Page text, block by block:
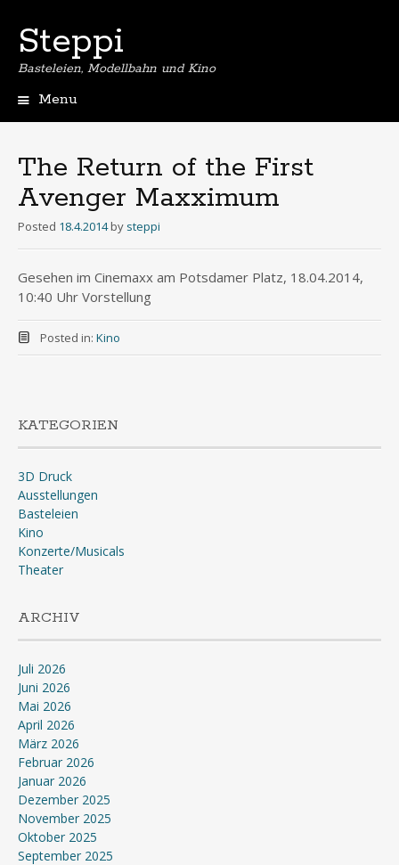
Steppi
Basteleien, Modellbahn und Kino
Menu
The Return of the First
Avenger Maxximum
Posted 18.4.2014 by steppi
Gesehen im Cinemaxx am Potsdamer Platz, 18.04.2014,
10:40 Uhr Vorstellung
Posted in: Kino
KATEGORIEN
3D Druck
Ausstellungen
Basteleien
Kino
Konzerte/Musicals
Theater
ARCHIV
Juli 2026
Juni 2026
Mai 2026
April 2026
März 2026
Februar 2026
Januar 2026
Dezember 2025
November 2025
Oktober 2025
September 2025